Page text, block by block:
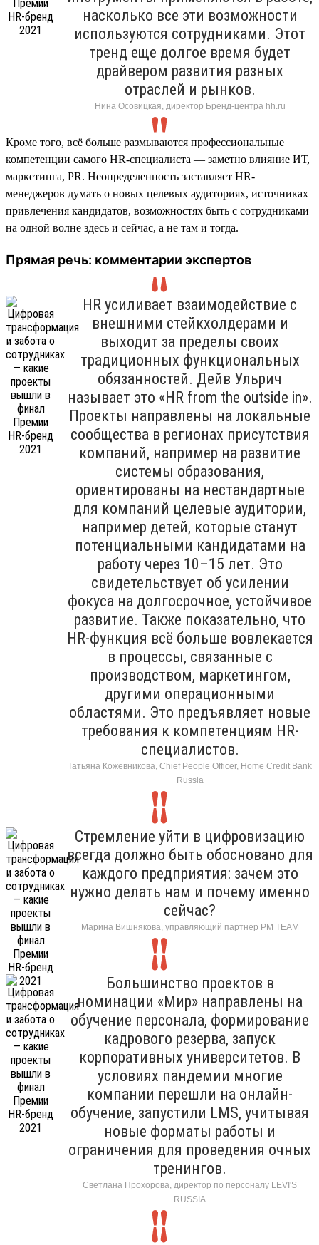
насколько все эти возможности
используются сотрудниками. Этот
тренд еще долгое время будет
драйвером развития разных
отраслей и рынков.
Нина Осовицкая, директор Бренд-центра hh.ru
Кроме того, всё больше размываются профессиональные
компетенции самого HR-специалиста — заметно влияние ИТ,
маркетинга, PR. Неопределенность заставляет HR-
менеджеров думать о новых целевых аудиториях, источниках
привлечения кандидатов, возможностях быть с сотрудниками
на одной волне здесь и сейчас, а не там и тогда.
Прямая речь: комментарии экспертов
HR усиливает взаимодействие с
внешними стейкхолдерами и
выходит за пределы своих
традиционных функциональных
обязанностей. Дейв Ульрич
называет это «HR from the outside in».
Проекты направлены на локальные
сообщества в регионах присутствия
компаний, например на развитие
системы образования,
ориентированы на нестандартные
для компаний целевые аудитории,
например детей, которые станут
потенциальными кандидатами на
работу через 10–15 лет. Это
свидетельствует об усилении
фокуса на долгосрочное, устойчивое
развитие. Также показательно, что
HR-функция всё больше вовлекается
в процессы, связанные с
производством, маркетингом,
другими операционными
областями. Это предъявляет новые
требования к компетенциям HR-
специалистов.
Татьяна Кожевникова, Chief People Officer, Home Credit Bank
Russia
Стремление уйти в цифровизацию
всегда должно быть обосновано для
каждого предприятия: зачем это
нужно делать нам и почему именно
сейчас?
Марина Вишнякова, управляющий партнер РМ ТЕАМ
Большинство проектов в
номинации «Мир» направлены на
обучение персонала, формирование
кадрового резерва, запуск
корпоративных университетов. В
условиях пандемии многие
компании перешли на онлайн-
обучение, запустили LMS, учитывая
новые форматы работы и
ограничения для проведения очных
тренингов.
Светлана Прохорова, директор по персоналу LEVI'S
RUSSIA